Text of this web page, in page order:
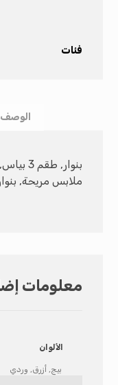
فئات
الوصف
بنوار,
ملابس مريحة,
معلومات
الألوان
بيج, أزرق, وردي